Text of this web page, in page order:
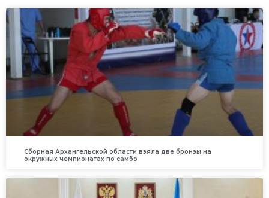
Сборная Архангельской области взяла две бронзы на
окружных чемпионатах по самбо